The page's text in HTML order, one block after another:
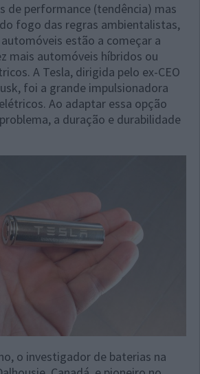
de performance (tendência) mas
fogo das regras ambientalistas,
estão a começar a
mais automóveis híbridos ou
A Tesla, dirigida pelo ex-CEO
foi a grande impulsionadora
Ao adaptar essa opção
a duração e durabilidade
o investigador de baterias na